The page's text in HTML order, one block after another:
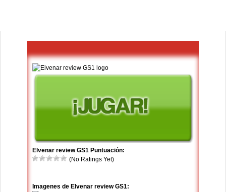
Elvenar review GS1 Puntuación:
(No Ratings Yet)
Imagenes de Elvenar review GS1: